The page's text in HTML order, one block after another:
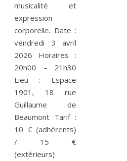
musicalité et
expression
corporelle. Date :
vendredi 3 avril
2026 Horaires :
20h00 – 21h30
Lieu : Espace
1901, 18 rue
Guillaume de
Beaumont Tarif :
10 € (adhérents)
/ 15 €
(extérieurs)